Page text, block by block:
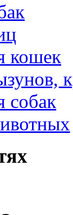
кошек
собак